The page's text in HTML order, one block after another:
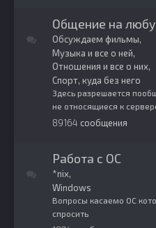
Общение на
Обсуждаем фильмы
Музыка и все о ней
Отношения и все о них
Спорт, куда без него
Здесь разрешается
не относящиеся к
89164 сообщения
Работа с ОС
*nix
Windows
Вопросы касаемо ОС
спросить